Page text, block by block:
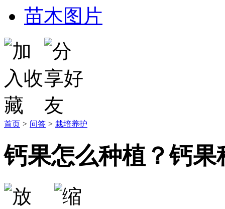
苗木图片
首页 > 问答 > 栽培养护
钙果怎么种植？钙果